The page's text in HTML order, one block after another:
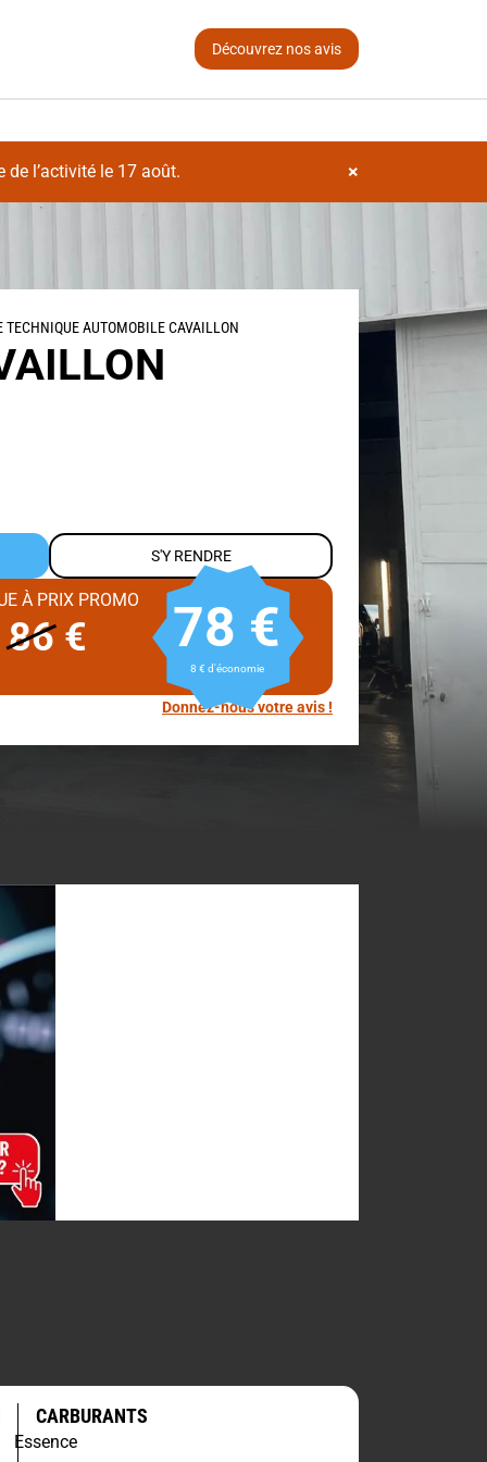
Découvrez nos avis
l’activité le 17 août. ×
TECHNIQUE AUTOMOBILE CAVAILLON
S'Y RENDRE
À PRIX PROMO
86€ 78 €
8 € d'économie
Donnez-nous votre avis !
CARBURANTS
Essence